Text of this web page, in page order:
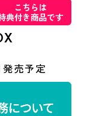
こちらは
典付き商品です
売予定